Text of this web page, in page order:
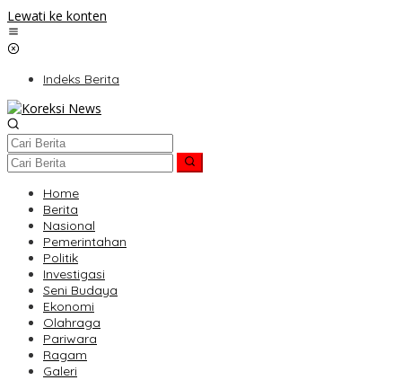
Lewati ke konten
Indeks Berita
Home
Berita
Nasional
Pemerintahan
Politik
Investigasi
Seni Budaya
Ekonomi
Olahraga
Pariwara
Ragam
Galeri